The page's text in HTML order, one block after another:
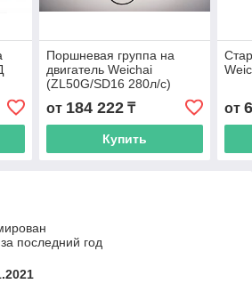
Поршневая группа на
двигатель Weichai
(ZL50G/SD16 280л/с)
WD615E2 0010 зеленый
от 184 222₸
Купить
от
последний год